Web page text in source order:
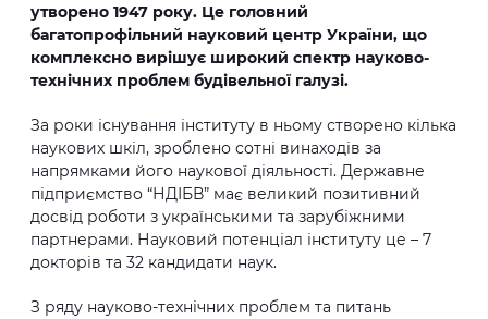
утворено 1947 року. Це головний
багатопрофільний науковий центр України, що
комплексно вирішує широкий спектр науково-
технічних проблем будівельної галузі.
За роки існування інституту в ньому створено кілька
наукових шкіл, зроблено сотні винаходів за
напрямками його наукової діяльності. Державне
підприємство “НДІБВ” має великий позитивний
досвід роботи з українськими та зарубіжними
партнерами. Науковий потенціал інституту це – 7
докторів та 32 кандидати наук.
З ряду науково-технічних проблем та питань